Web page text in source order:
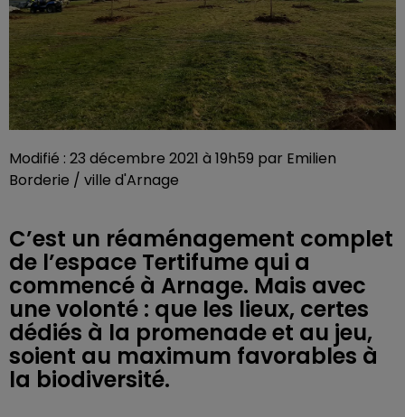
Modifié : 23 décembre 2021 à 19h59 par Emilien
Borderie / ville d'Arnage
C’est un réaménagement complet
de l’espace Tertifume qui a
commencé à Arnage. Mais avec
une volonté : que les lieux, certes
dédiés à la promenade et au jeu,
soient au maximum favorables à
la biodiversité.